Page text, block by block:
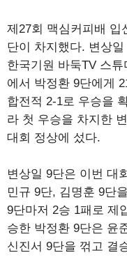
제27회 맥심커피배 입
단이 차지했다. 변상
한국기원 바둑TV 스
에서 박정환 9단에게
합전적 2-1로 우승을
라 첫 우승을 차지한
대회 정상에 섰다.
변상일 9단은 이번 대
민규 9단, 김명훈 9단
9단마저 2승 1패로 제
승한 박정환 9단은 윤
신진서 9단을 꺾고 결